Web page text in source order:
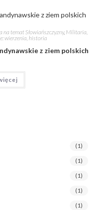
temat Słowiańszczyzny, Militaria,
wierzenia, historia
z ziem polskich
(1)
(1)
(1)
(1)
(1)